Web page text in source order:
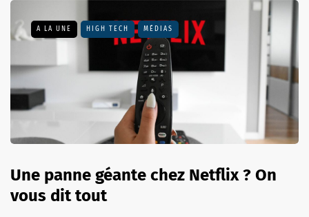
A LA UNE HIGH TECH MÉDIAS
Une panne géante chez Netflix ? On
vous dit tout